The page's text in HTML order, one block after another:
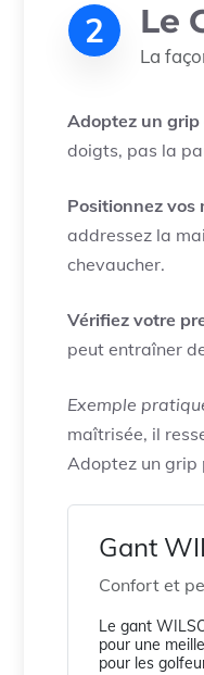
2 Le
La
Adoptez un
doigts, pas la
Positionnez vos
addressez la
chevaucher.
Vérifiez votre
peut entraîner
Exemple
maîtrisée, il
Adoptez un grip
Gant
Confort et
Le gant
pour une
pour les